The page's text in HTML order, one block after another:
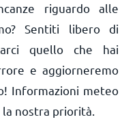
riguardo alle
Sentiti libero di
quello che hai
e aggiorneremo
Informazioni meteo
nostra priorità.